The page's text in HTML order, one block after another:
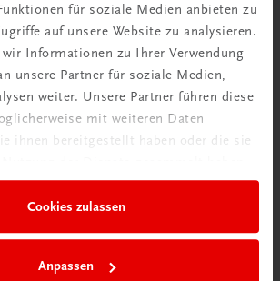
für soziale Medien anbieten zu
auf unsere Website zu analysieren.
Informationen zu Ihrer Verwendung
unsere Partner für soziale Medien,
weiter. Unsere Partner führen diese
mit weiteren Daten
ihnen bereitgestellt haben oder die sie
Cookies zulassen
Anpassen
Wir über uns
mit 80 Mitarbeiterinnen und
verbindet: Begeisterung für unsere
Produkte.
mehr erfahren
sind gerne für Sie da
Verlag + Buchservice GmbH